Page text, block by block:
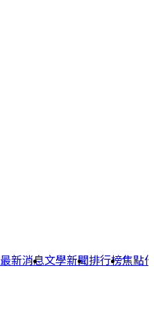
最新消息文學新聞排行榜焦點